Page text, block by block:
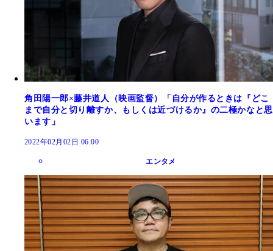
角田陽一郎×藤井道人（映画監督）「自分が作るときは『どこ
まで自分と切り離すか、もしくは近づけるか』の二極かなと思
います」
2022年02月02日 06:00
エンタメ